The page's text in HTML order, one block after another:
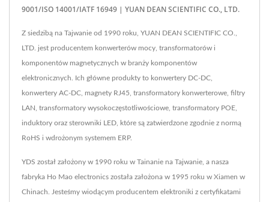
9001/ISO 14001/IATF 16949 | YUAN DEAN SCIENTIFIC CO., LTD.
Z siedzibą na Tajwanie od 1990 roku, YUAN DEAN SCIENTIFIC CO.,
LTD. jest producentem konwerterów mocy, transformatorów i
komponentów magnetycznych w branży komponentów
elektronicznych. Ich główne produkty to konwertery DC-DC,
konwertery AC-DC, magnety RJ45, transformatory konwerterowe, filtry
LAN, transformatory wysokoczęstotliwościowe, transformatory POE,
induktory oraz sterowniki LED, które są zatwierdzone zgodnie z normą
RoHS i wdrożonym systemem ERP.
YDS został założony w 1990 roku w Tainanie na Tajwanie, a nasza
fabryka Ho Mao electronics została założona w 1995 roku w Xiamen w
Chinach. Jesteśmy wiodącym producentem elektroniki z certyfikatami